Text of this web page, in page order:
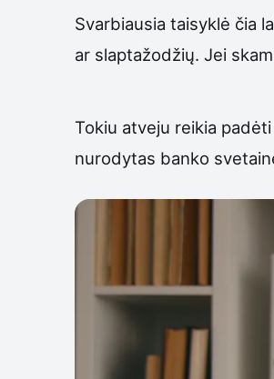
Svarbiausia taisyklė čia
ar slaptažodžių. Jei
Tokiu atveju reikia
nurodytas banko